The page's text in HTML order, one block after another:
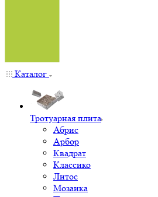
Каталог
Тротуарная плита
Абрис
Арбор
Квадрат
Классико
Литос
Мозаика